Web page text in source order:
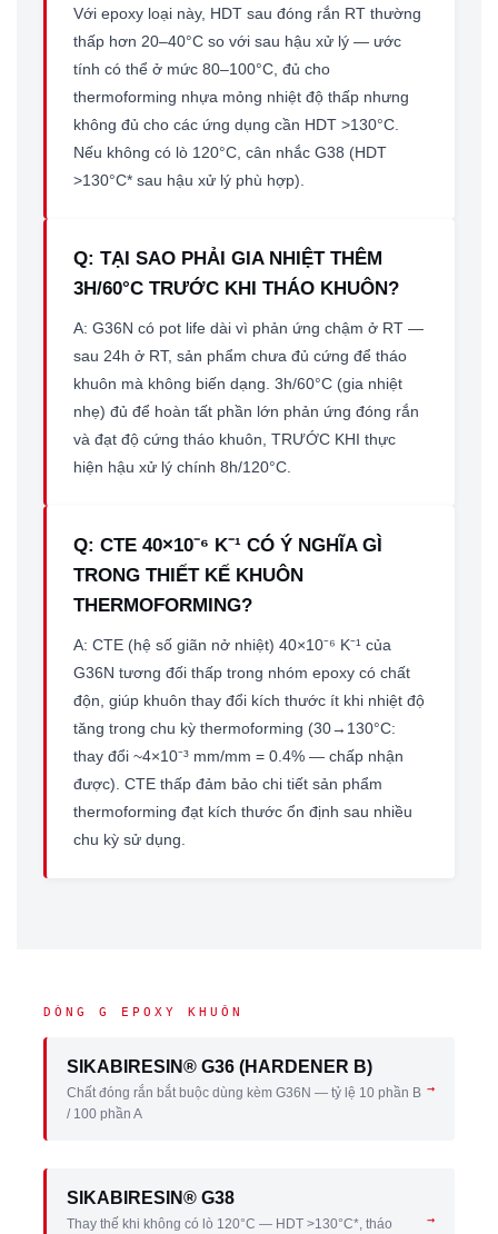
Với epoxy loại này, HDT sau đóng rắn RT thường
thấp hơn 20–40°C so với sau hậu xử lý — ước
tính có thể ở mức 80–100°C, đủ cho
thermoforming nhựa mỏng nhiệt độ thấp nhưng
không đủ cho các ứng dụng cần HDT >130°C.
Nếu không có lò 120°C, cân nhắc G38 (HDT
>130°C* sau hậu xử lý phù hợp).
Q: TẠI SAO PHẢI GIA NHIỆT THÊM
3H/60°C TRƯỚC KHI THÁO KHUÔN?
A: G36N có pot life dài vì phản ứng chậm ở RT —
sau 24h ở RT, sản phẩm chưa đủ cứng để tháo
khuôn mà không biến dạng. 3h/60°C (gia nhiệt
nhẹ) đủ để hoàn tất phần lớn phản ứng đóng rắn
và đạt độ cứng tháo khuôn, TRƯỚC KHI thực
hiện hậu xử lý chính 8h/120°C.
Q: CTE 40×10⁻⁶ K⁻¹ CÓ Ý NGHĨA GÌ
TRONG THIẾT KẾ KHUÔN
THERMOFORMING?
A: CTE (hệ số giãn nở nhiệt) 40×10⁻⁶ K⁻¹ của
G36N tương đối thấp trong nhóm epoxy có chất
độn, giúp khuôn thay đổi kích thước ít khi nhiệt độ
tăng trong chu kỳ thermoforming (30→130°C:
thay đổi ~4×10⁻³ mm/mm = 0.4% — chấp nhận
được). CTE thấp đảm bảo chi tiết sản phẩm
thermoforming đạt kích thước ổn định sau nhiều
chu kỳ sử dụng.
DÒNG G EPOXY KHUÔN
SIKABIRESIN® G36 (HARDENER B)
Chất đóng rắn bắt buộc dùng kèm G36N — tỷ lệ 10 phần B
/ 100 phần A
→
SIKABIRESIN® G38
Thay thế khi không có lò 120°C — HDT >130°C*, tháo
→